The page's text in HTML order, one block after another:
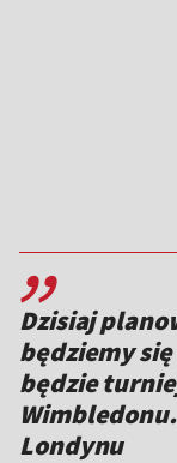
,,
Dzisiaj
będziemy
będzie
Londynu